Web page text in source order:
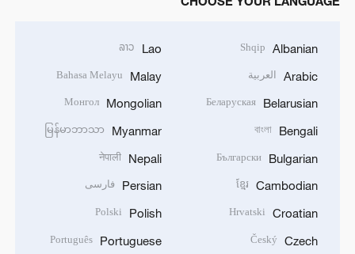
Albanian
Shqip
Arabic العربية
Belarusian
Беларуская
Bengali
বাংলা
Bulgarian
Български
Cambodian
ខ្មែរ
Croatian
Hrvatski
Czech
Český
Lao
ລາວ
Malay
Bahasa Melayu
Mongolian
Монгол
Myanmar
မြန်မာဘာသာ
Nepali
नेपाली
Persian فارسی
Polish
Polski
Portuguese
Português